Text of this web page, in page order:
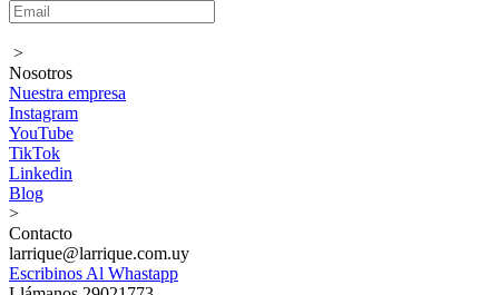
>
Nosotros
Nuestra empresa
Instagram
YouTube
TikTok
Linkedin
Blog
>
Contacto
larrique@larrique.com.uy
Escribinos Al Whastapp